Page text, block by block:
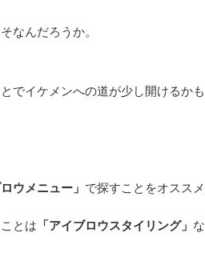
なんだろうか。
でイケメンへの道が少し開けるかも
ウメニュー」 で探すことをオススメ
とは 「アイブロウスタイリング」